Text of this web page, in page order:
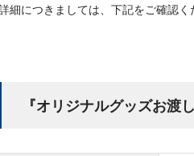
細につきましては、下記をご確認く
『オリジナルグッズお渡